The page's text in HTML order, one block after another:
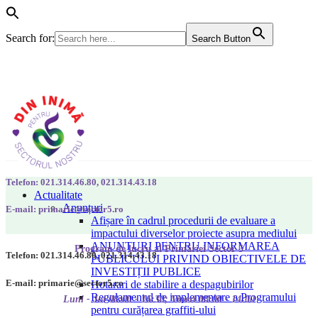
Search for: Search Button
Actualitate
Anunțuri
Afișare în cadrul procedurii de evaluare a
impactului diverselor proiecte asupra mediului
ANUNȚURI PENTRU INFORMAREA
PUBLICULUI PRIVIND OBIECTIVELE DE
INVESTIȚII PUBLICE
Hotarari de stabilire a despagubirilor
Regulamentul de implementare a Programului
pentru curățarea graffiti-ului
Telefon: 021.314.46.80, 021.314.43.18
E-mail: primarie@sector5.ro
Program de lucru al Primăriei Sector 5
Luni - Joi 08:00 - 16:30; Vineri 08:00 - 14:00
Telefon: 021.314.46.80, 021.314.43.18
E-mail: primarie@sector5.ro